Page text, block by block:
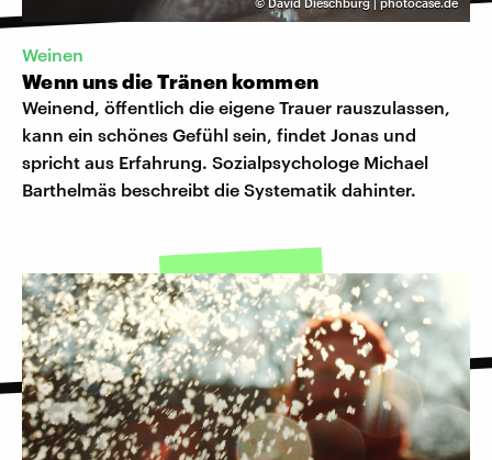
Weinen
Wenn uns die Tränen kommen
Weinend, öffentlich die eigene Trauer rauszulassen,
kann ein schönes Gefühl sein, findet Jonas und
spricht aus Erfahrung. Sozialpsychologe Michael
Barthelmäs beschreibt die Systematik dahinter.